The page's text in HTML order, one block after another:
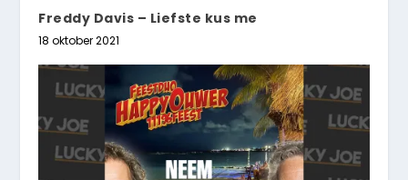
Freddy Davis – Liefste kus me
18 oktober 2021